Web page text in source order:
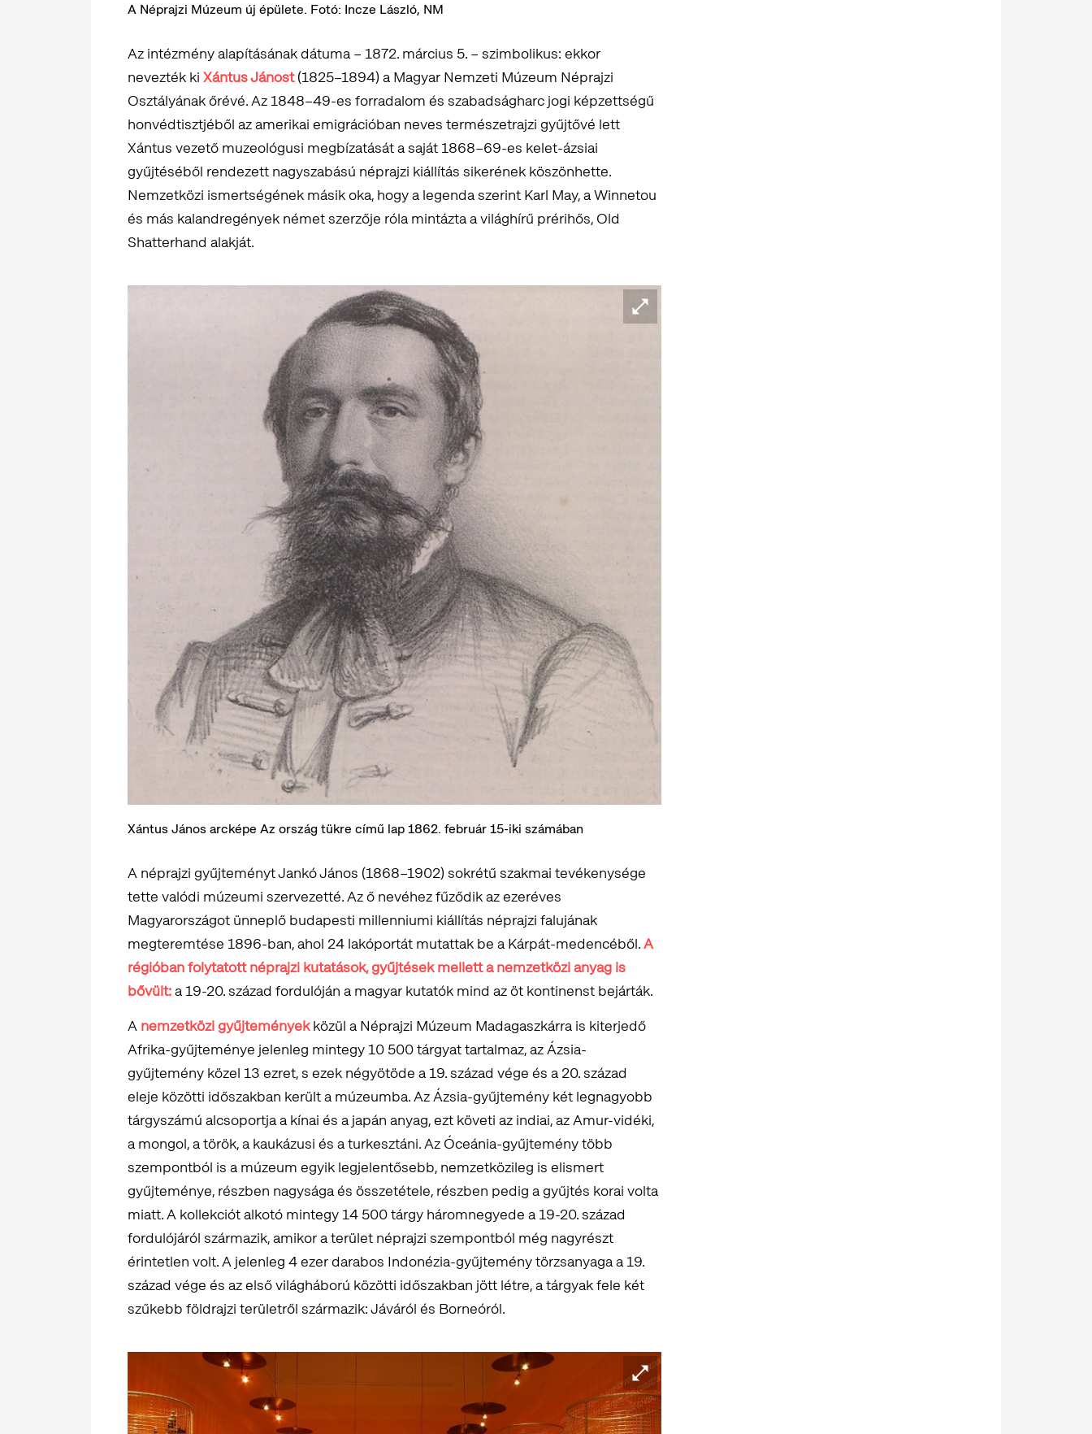
A Néprajzi Múzeum új épülete. Fotó: Incze László, NM
Az intézmény alapításának dátuma – 1872. március 5. – szimbolikus: ekkor
nevezték ki Xántus Jánost(1825–1894) a Magyar Nemzeti Múzeum Néprajzi
Osztályának őrévé. Az 1848–49-es forradalom és szabadságharc jogi képzettségű
honvédtisztjéből az amerikai emigrációban neves természetrajzi gyűjtővé lett
Xántus vezető muzeológusi megbízatását a saját 1868–69-es kelet-ázsiai
gyűjtéséből rendezett nagyszabású néprajzi kiállítás sikerének köszönhette.
Nemzetközi ismertségének másik oka, hogy a legenda szerint Karl May, a Winnetou
és más kalandregények német szerzője róla mintázta a világhírű prérihős, Old
Shatterhand alakját.
Xántus János arcképe Az ország tükre című lap 1862. február 15-iki számában
A néprajzi gyűjteményt Jankó János (1868–1902) sokrétű szakmai tevékenysége
tette valódi múzeumi szervezetté. Az ő nevéhez fűződik az ezeréves
Magyarországot ünneplő budapesti millenniumi kiállítás néprajzi falujának
megteremtése 1896-ban, ahol 24 lakóportát mutattak be a Kárpát-medencéből.A
régióban folytatott néprajzi kutatások, gyűjtések mellett a nemzetközi anyag is
bővült:a 19-20. század fordulóján a magyar kutatók mind az öt kontinenst bejárták.
A nemzetközi gyűjteményekközül a Néprajzi Múzeum Madagaszkárra is kiterjedő
Afrika-gyűjteménye jelenleg mintegy 10 500 tárgyat tartalmaz, az Ázsia-
gyűjtemény közel 13 ezret, s ezek négyötöde a 19. század vége és a 20. század
eleje közötti időszakban került a múzeumba. Az Ázsia-gyűjtemény két legnagyobb
tárgyszámú alcsoportja a kínai és a japán anyag, ezt követi az indiai, az Amur-vidéki,
a mongol, a török, a kaukázusi és a turkesztáni. Az Óceánia-gyűjtemény több
szempontból is a múzeum egyik legjelentősebb, nemzetközileg is elismert
gyűjteménye, részben nagysága és összetétele, részben pedig a gyűjtés korai volta
miatt. A kollekciót alkotó mintegy 14 500 tárgy háromnegyede a 19-20. század
fordulójáról származik, amikor a terület néprajzi szempontból még nagyrészt
érintetlen volt. A jelenleg 4 ezer darabos Indonézia-gyűjtemény törzsanyaga a 19.
század vége és az első világháború közötti időszakban jött létre, a tárgyak fele két
szűkebb földrajzi területről származik: Jáváról és Borneóról.